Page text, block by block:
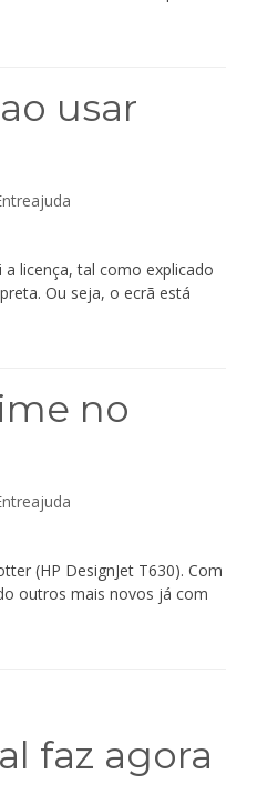
usar
licença, tal como explicado
Ou seja, o ecrã está
no
(HP DesignJet T630). Com
outros mais novos já com
faz agora